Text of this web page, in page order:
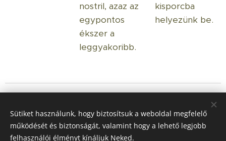
nostril, azaz az
egypontos
ékszer a
leggyakoribb.
kisporcba
helyezünk be.
5661 Újkígyós, Petőfi utca 39/1.
Tel.: +36707327794
Facebook
Sütiket használunk, hogy biztosítsuk a weboldal megfelelő
működését és biztonságát, valamint hogy a lehető legjobb
felhasználói élményt kínáljuk Neked.